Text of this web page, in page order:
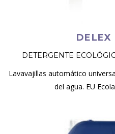
DELEX
DETERGENTE
Lavavajillas automático
del agua. EU